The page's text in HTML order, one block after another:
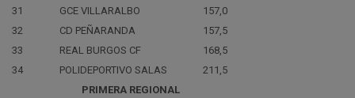
31 GCE VILLARALBO
157,0
32
CD PEÑARANDA
157,5
33
REAL BURGOS CF
168,5
34
POLIDEPORTIVO SALAS
211,5
PRIMERA REGIONAL